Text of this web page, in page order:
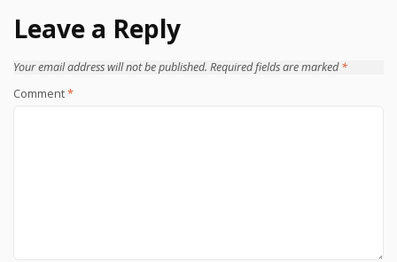
Leave a Reply
Your email address will not be published. Required fields are marked*
Comment*